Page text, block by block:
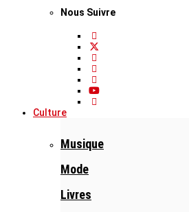
Nous Suivre
Culture
Musique
Mode
Livres